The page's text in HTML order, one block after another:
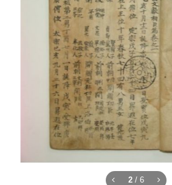
2 / 6